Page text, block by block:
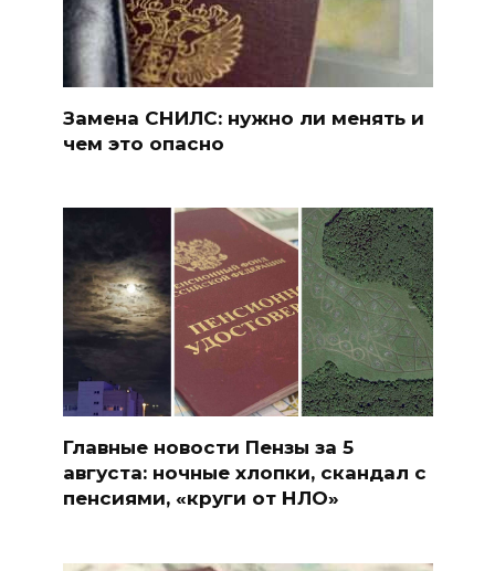
Замена СНИЛС: нужно ли менять и
чем это опасно
Главные новости Пензы за 5
августа: ночные хлопки, скандал с
пенсиями, «круги от НЛО»